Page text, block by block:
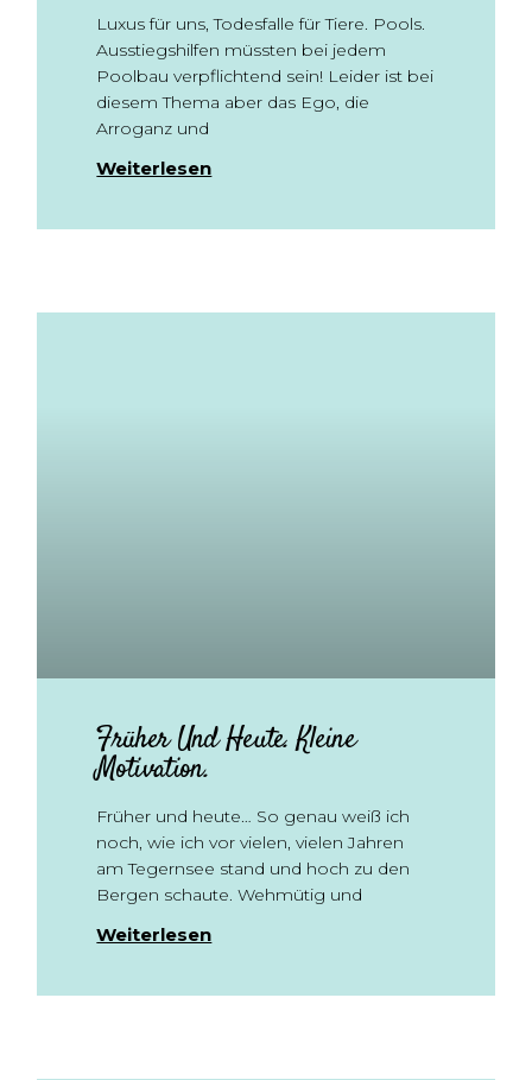
Luxus für uns, Todesfalle für Tiere. Pools.
Ausstiegshilfen müssten bei jedem
Poolbau verpflichtend sein! Leider ist bei
diesem Thema aber das Ego, die
Arroganz und
Weiterlesen
Früher Und Heute. Kleine
Motivation.
Früher und heute… So genau weiß ich
noch, wie ich vor vielen, vielen Jahren
am Tegernsee stand und hoch zu den
Bergen schaute. Wehmütig und
Weiterlesen